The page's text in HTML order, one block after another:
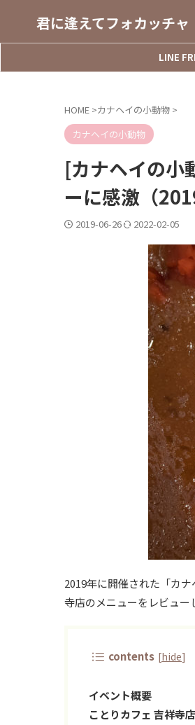
君に逢えてフォカッチャ
LINE
HOME >カナヘイの小動物 >
カナヘイの小動物
[カナヘイの小
ーに感激（
2019-06-26 2022-02-05
2019年に開催された「カ
寺店のメニューをレビュー
contents [hide]
イベント概要
ことりカフェ 吉祥寺